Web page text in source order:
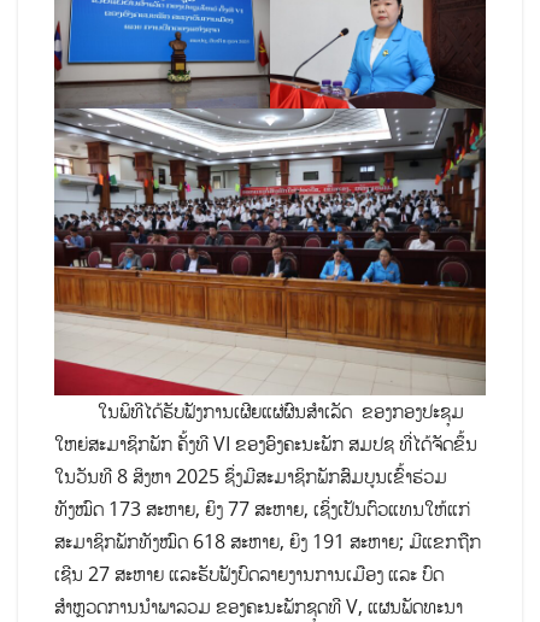
ໃນພິທີໄດ້ຮັບຟັງການເຜີຍແຜ່ຜົນສຳເລັດ ຂອງກອງປະຊຸມ
ໃຫຍ່ສະມາຊິກພັກ ຄັ້ງທີ VI ຂອງອົງຄະນະພັກ ສມປຊ ທີ່ໄດ້ຈັດຂຶ້ນ
ໃນວັນທີ 8 ສິງຫາ 2025 ຊຶ່ງມີສະມາຊິກພັກສົມບູນເຂົ້າຮ່ວມ
ທັງໝົດ 173 ສະຫາຍ, ຍິງ 77 ສະຫາຍ, ເຊິ່ງເປັນຕົວແທນໃຫ້ແກ່
ສະມາຊິກພັກທັງໝົດ 618 ສະຫາຍ, ຍິງ 191 ສະຫາຍ; ມີແຂກຖືກ
ເຊີນ 27 ສະຫາຍ ແລະຮັບຟັງບົດລາຍງານການເມືອງ ແລະ ບົດ
ສຳຫຼວດການນຳພາລວມ ຂອງຄະນະພັກຊຸດທີ V, ແຜນພັດທະນາ